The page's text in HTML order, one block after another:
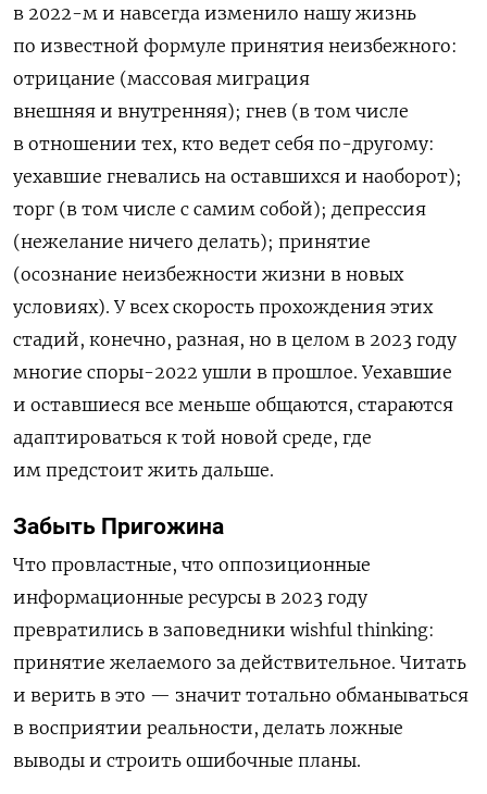
в 2022-м и навсегда изменило нашу жизнь
по известной формуле принятия неизбежного:
отрицание (массовая миграция
внешняя и внутренняя); гнев (в том числе
в отношении тех, кто ведет себя по-другому:
уехавшие гневались на оставшихся и наоборот);
торг (в том числе с самим собой); депрессия
(нежелание ничего делать); принятие
(осознание неизбежности жизни в новых
условиях). У всех скорость прохождения этих
стадий, конечно, разная, но в целом в 2023 году
многие споры-2022 ушли в прошлое. Уехавшие
и оставшиеся все меньше общаются, стараются
адаптироваться к той новой среде, где
им предстоит жить дальше.
Забыть Пригожина
Что провластные, что оппозиционные
информационные ресурсы в 2023 году
превратились в заповедники wishful thinking:
принятие желаемого за действительное. Читать
и верить в это — значит тотально обманываться
в восприятии реальности, делать ложные
выводы и строить ошибочные планы.